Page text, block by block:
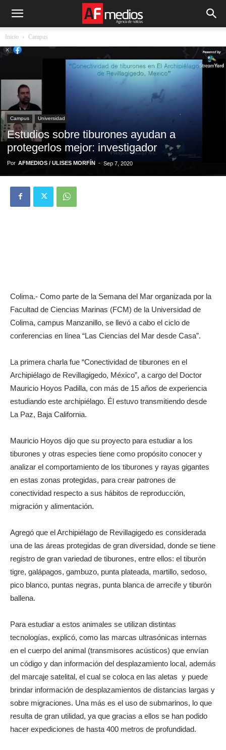
Inicio Campus
Campus Universidad
Estudios sobre tiburones ayudan a
protegerlos mejor: investigador
Por AFMEDIOS / ULISES MORFÍN - Sep 7, 2020
Colima.- Como parte de la Semana del Mar organizada por la
Facultad de Ciencias Marinas (FCM) de la Universidad de
Colima, campus Manzanillo, se llevó a cabo el ciclo de
conferencias en línea “Las Ciencias del Mar desde Casa”.
La primera charla fue “Conectividad de tiburones en el
Archipiélago de Revillagigedo, México”, a cargo del Doctor
Mauricio Hoyos Padilla, con más de 15 años de experiencia
estudiando este archipiélago. Él estuvo transmitiendo desde
La Paz, Baja California.
Mauricio Hoyos dijo que su proyecto para estudiar a los
tiburones y otras especies tiene como propósito conocer y
analizar el comportamiento de los tiburones y rayas gigantes
en estas zonas protegidas, para crear patrones de
conectividad respecto a sus hábitos de reproducción,
migración y alimentación.
Agregó que el Archipiélago de Revillagigedo es considerada
una de las áreas protegidas de gran diversidad, donde se tiene
registro de gran variedad de tiburones, entre ellos: el tiburón
tigre, galápagos, gambuzo, punta plateada, martillo, sedoso,
pico blanco, puntas negras, punta blanca de arrecife y tiburón
ballena.
Para estudiar a estos animales se utilizan distintas
tecnologías, explicó, como las marcas ultrasónicas internas
en el cuerpo del animal (transmisores acústicos) que envían
un código y dan información del desplazamiento local, además
del marcaje satelital, el cual se coloca en las aletas y puede
brindar información de desplazamientos de distancias largas y
sobre migraciones. Una más es el uso de submarinos, lo que
resulta de gran utilidad, ya que gracias a ellos se han podido
hacer expediciones de hasta 400 metros de profundidad.